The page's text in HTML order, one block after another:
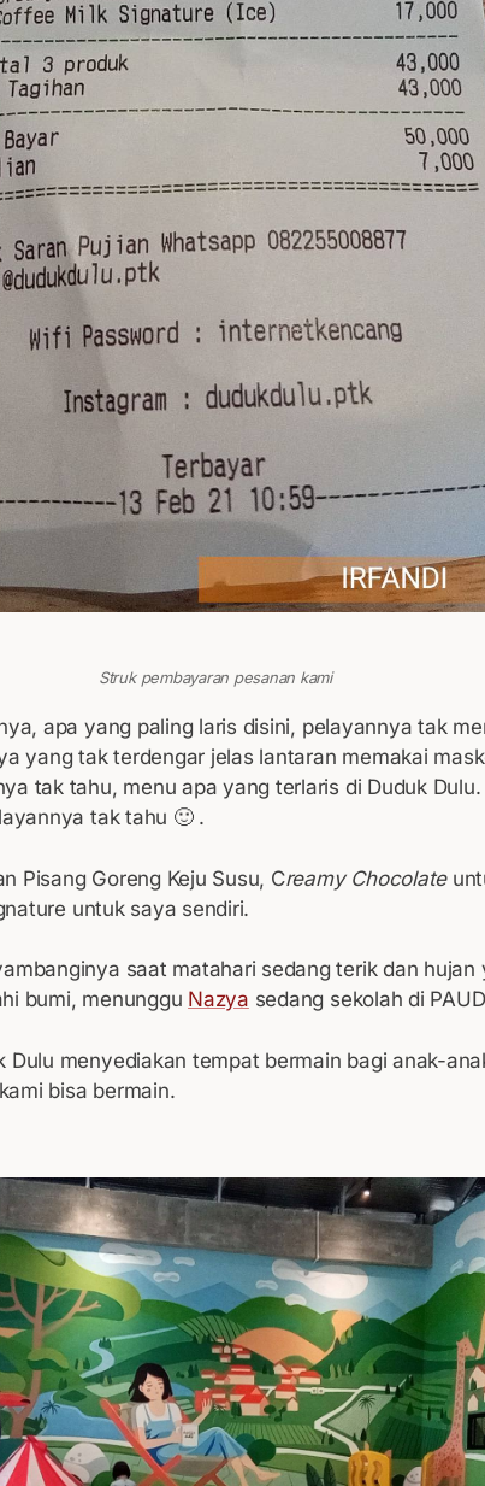
Struk pembayaran pesanan kami
apa yang paling laris disini, pelayannya tak
yang tak terdengar jelas lantaran memakai
tak tahu, menu apa yang terlaris di Duduk
tak tahu 🙂 .
Pisang Goreng Keju Susu, Creamy Chocolate
untuk saya sendiri.
saat matahari sedang terik dan hujan
bumi, menunggu Nazya sedang sekolah di
Dulu menyediakan tempat bermain bagi anak-
bisa bermain.